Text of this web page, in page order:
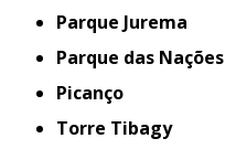
Parque Jurema
Parque das Nações
Picanço
Torre Tibagy